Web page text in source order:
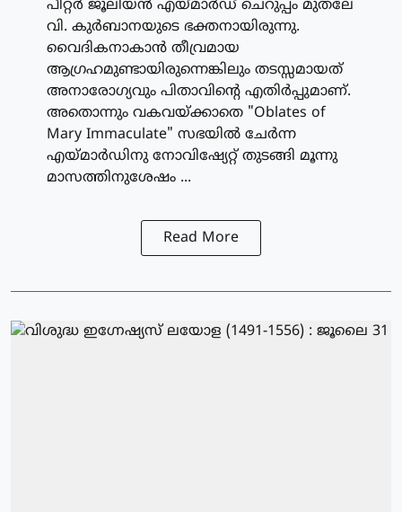
പീറ്റര്‍ ജൂലിയന്‍ എയ്മാര്‍ഡ് ചെറുപ്പം മുതലേ
വി. കുര്‍ബാനയുടെ ഭക്തനായിരുന്നു.
വൈദികനാകാന്‍ തീവ്രമായ
ആഗ്രഹമുണ്ടായിരുന്നെങ്കിലും തടസ്സമായത്
അനാരോഗ്യവും പിതാവിന്റെ എതിര്‍പ്പുമാണ്.
അതൊന്നും വകവയ്ക്കാതെ "Oblates of
Mary Immaculate" സഭയില്‍ ചേര്‍ന്ന
എയ്മാര്‍ഡിനു നോവിഷ്യേറ്റ് തുടങ്ങി മൂന്നു
മാസത്തിനുശേഷം ...
Read More